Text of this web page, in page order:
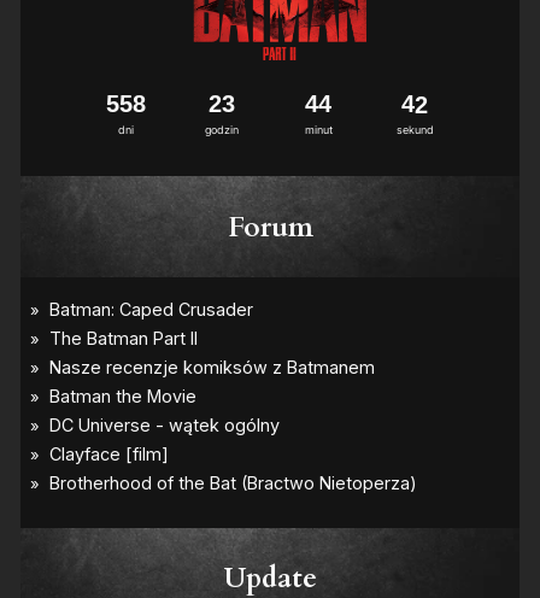
dni
558
godzin
23
minut
44
sekund
41
2
Forum
Update